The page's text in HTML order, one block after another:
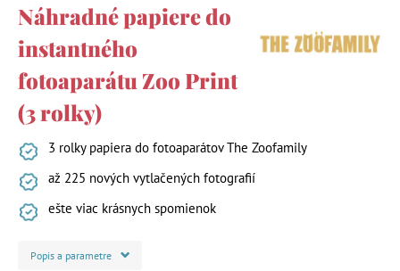
Náhradné papiere do
instantného
fotoaparátu Zoo Print
(3 rolky)
3 rolky papiera do fotoaparátov The Zoofamily
až 225 nových vytlačených fotografií
ešte viac krásnych spomienok
Popis a parametre